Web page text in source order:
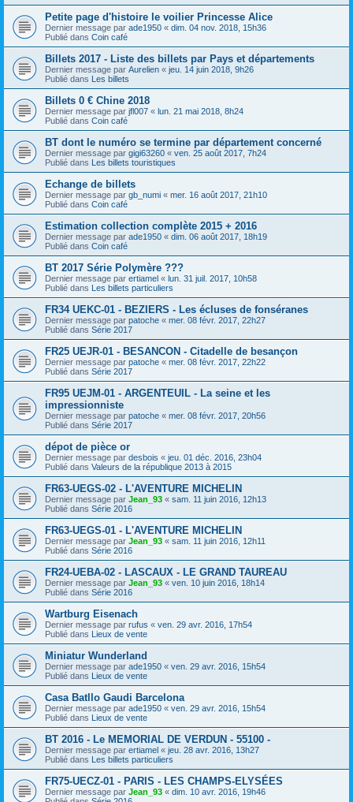
Petite page d'histoire le voilier Princesse Alice
Dernier message par ade1950 « dim. 04 nov. 2018, 15h36
Publié dans Coin café
Billets 2017 - Liste des billets par Pays et départements
Dernier message par Aurelien « jeu. 14 juin 2018, 9h26
Publié dans Les billets
Billets 0 € Chine 2018
Dernier message par jfl007 « lun. 21 mai 2018, 8h24
Publié dans Coin café
BT dont le numéro se termine par département concerné
Dernier message par gigi63260 « ven. 25 août 2017, 7h24
Publié dans Les billets touristiques
Echange de billets
Dernier message par gb_numi « mer. 16 août 2017, 21h10
Publié dans Coin café
Estimation collection complète 2015 + 2016
Dernier message par ade1950 « dim. 06 août 2017, 18h19
Publié dans Coin café
BT 2017 Série Polymère ???
Dernier message par ertiamel « lun. 31 juil. 2017, 10h58
Publié dans Les billets particuliers
FR34 UEKC-01 - BEZIERS - Les écluses de fonséranes
Dernier message par patoche « mer. 08 févr. 2017, 22h27
Publié dans Série 2017
FR25 UEJR-01 - BESANCON - Citadelle de besançon
Dernier message par patoche « mer. 08 févr. 2017, 22h22
Publié dans Série 2017
FR95 UEJM-01 - ARGENTEUIL - La seine et les
impressionniste
Dernier message par patoche « mer. 08 févr. 2017, 20h56
Publié dans Série 2017
dépot de pièce or
Dernier message par desbois « jeu. 01 déc. 2016, 23h04
Publié dans Valeurs de la république 2013 à 2015
FR63-UEGS-02 - L'AVENTURE MICHELIN
Dernier message par Jean_93 « sam. 11 juin 2016, 12h13
Publié dans Série 2016
FR63-UEGS-01 - L'AVENTURE MICHELIN
Dernier message par Jean_93 « sam. 11 juin 2016, 12h11
Publié dans Série 2016
FR24-UEBA-02 - LASCAUX - LE GRAND TAUREAU
Dernier message par Jean_93 « ven. 10 juin 2016, 18h14
Publié dans Série 2016
Wartburg Eisenach
Dernier message par rufus « ven. 29 avr. 2016, 17h54
Publié dans Lieux de vente
Miniatur Wunderland
Dernier message par ade1950 « ven. 29 avr. 2016, 15h54
Publié dans Lieux de vente
Casa Batllo Gaudi Barcelona
Dernier message par ade1950 « ven. 29 avr. 2016, 15h54
Publié dans Lieux de vente
BT 2016 - Le MEMORIAL DE VERDUN - 55100 -
Dernier message par ertiamel « jeu. 28 avr. 2016, 13h27
Publié dans Les billets particuliers
FR75-UECZ-01 - PARIS - LES CHAMPS-ELYSÉES
Dernier message par Jean_93 « dim. 10 avr. 2016, 19h46